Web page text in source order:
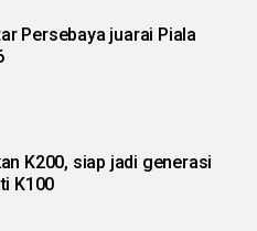
Persebaya juarai Piala
K200, siap jadi generasi
K100